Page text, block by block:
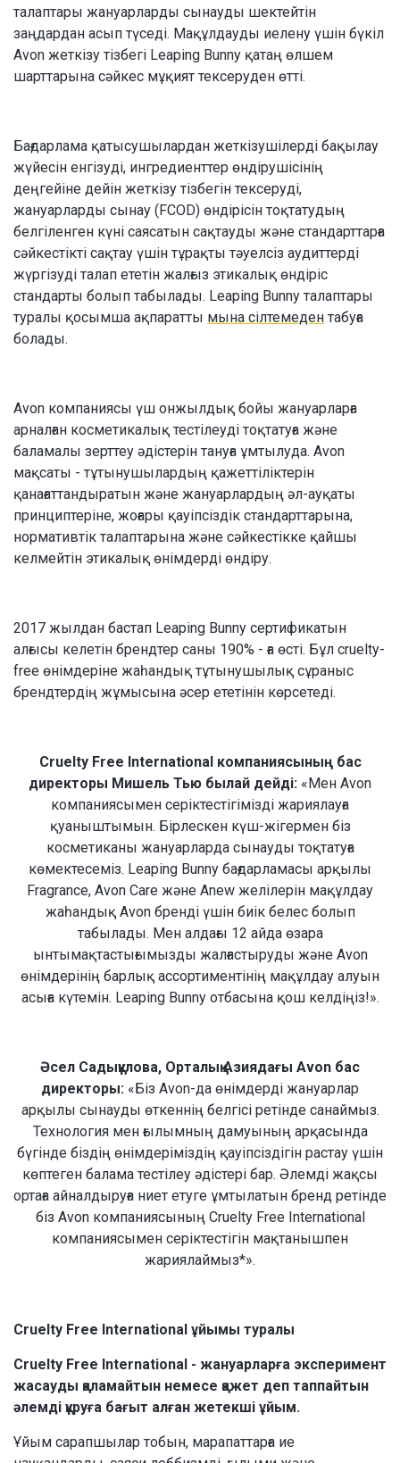
талаптары жануарларды сынауды шектейтін
заңдардан асып түседі. Мақұлдауды иелену үшін бүкіл
Avon жеткізу тізбегі Leaping Bunny қатаң өлшем
шарттарына сәйкес мұқият тексеруден өтті.
Бағдарлама қатысушылардан жеткізушілерді бақылау
жүйесін енгізуді, ингредиенттер өндірушісінің
деңгейіне дейін жеткізу тізбегін тексеруді,
жануарларды сынау (FCOD) өндірісін тоқтатудың
белгіленген күні саясатын сақтауды және стандарттарға
сәйкестікті сақтау үшін тұрақты тәуелсіз аудиттерді
жүргізуді талап ететін жалғыз этикалық өндіріс
стандарты болып табылады. Leaping Bunny талаптары
туралы қосымша ақпаратты мына сілтемеден табуға
болады.
Avon компаниясы үш онжылдық бойы жануарларға
арналған косметикалық тестілеуді тоқтатуға және
баламалы зерттеу әдістерін тануға ұмтылуда. Avon
мақсаты - тұтынушылардың қажеттіліктерін
қанағаттандыратын және жануарлардың әл-ауқаты
принциптеріне, жоғары қауіпсіздік стандарттарына,
нормативтік талаптарына және сәйкестікке қайшы
келмейтін этикалық өнімдерді өндіру.
2017 жылдан бастап Leaping Bunny сертификатын
алғысы келетін брендтер саны 190% - ға өсті. Бұл cruelty-
free өнімдеріне жаһандық тұтынушылық сұраныс
брендтердің жұмысына әсер ететінін көрсетеді.
Cruelty Free International компаниясының бас
директоры Мишель Тью былай дейді: «Мен Avon
компаниясымен серіктестігімізді жариялауға
қуаныштымын. Бірлескен күш-жігермен біз
косметиканы жануарларда сынауды тоқтатуға
көмектесеміз. Leaping Bunny бағдарламасы арқылы
Fragrance, Avon Care және Anew желілерін мақұлдау
жаһандық Avon бренді үшін биік белес болып
табылады. Мен алдағы 12 айда өзара
ынтымақтастығымызды жалғастыруды және Avon
өнімдерінің барлық ассортиментінің мақұлдау алуын
асыға күтемін. Leaping Bunny отбасына қош келдіңіз!».
Әсел Садықұлова, Орталық Азиядағы Avon бас
директоры: «Біз Avon-да өнімдерді жануарлар
арқылы сынауды өткеннің белгісі ретінде санаймыз.
Технология мен ғылымның дамуының арқасында
бүгінде біздің өнімдеріміздің қауіпсіздігін растау үшін
көптеген балама тестілеу әдістері бар. Әлемді жақсы
ортаға айналдыруға ниет етуге ұмтылатын бренд ретінде
біз Avon компаниясының Cruelty Free International
компаниясымен серіктестігін мақтанышпен
жариялаймыз*».
Cruelty Free International ұйымы туралы
Cruelty Free International - жануарларға эксперимент
жасауды қаламайтын немесе қажет деп таппайтын
әлемді құруға бағыт алған жетекші ұйым.
Ұйым сарапшылар тобын, марапаттарға ие